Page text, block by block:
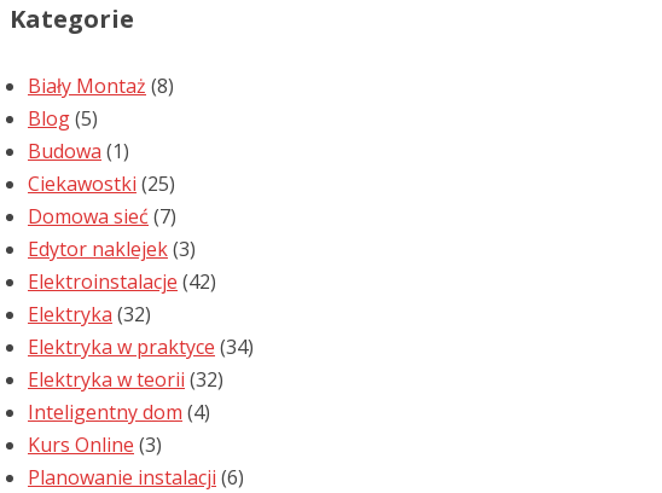
Kategorie
Biały Montaż (8)
Blog(5)
Budowa (1)
Ciekawostki (25)
Domowa sieć (7)
Edytor naklejek(3)
Elektroinstalacje (42)
Elektryka (32)
Elektryka w praktyce (34)
Elektryka w teorii (32)
Inteligentny dom (4)
Kurs Online (3)
Planowanie instalacji (6)